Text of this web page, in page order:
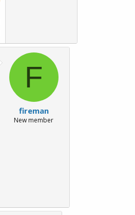
F
fireman
New member